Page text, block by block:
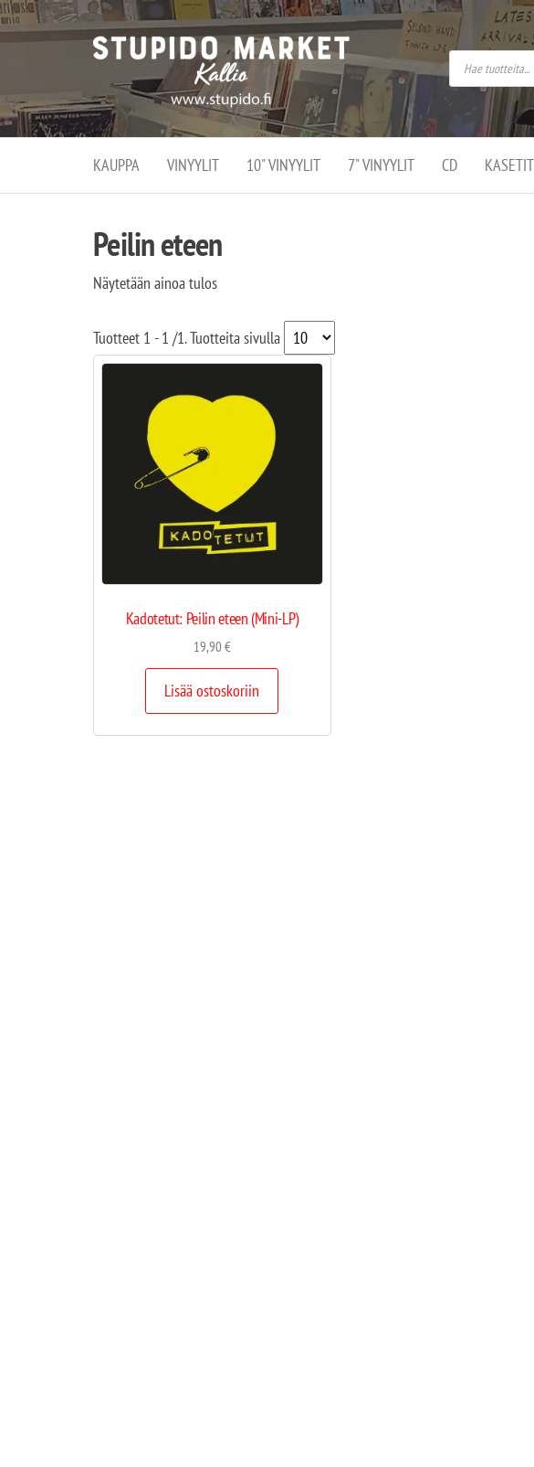
Stupido
Market –
verkossa
ja
kivijalassa
Stupido Market on
vaihtoehtomusaan
erikoistunut
verkko- sekä
kivijalkakauppa
Helsingissä
Kallion
KAUPPA VINYYLIT 10" VINYYLIT 7" VINYYLIT CD KASETIT
Peilin eteen
Näytetään ainoa tulos
Tuotteet 1 - 1 /1. Tuotteita sivulla
Kadotetut: Peilin eteen (Mini-LP)
19,90€
Lisää ostoskoriin